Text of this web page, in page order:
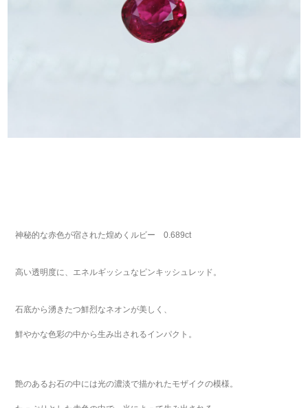
神秘的な赤色が宿された煌めくルビー 0.689ct
高い透明度に、エネルギッシュなピンキッシュレッド。
石底から湧きたつ鮮烈なネオンが美しく、
鮮やかな色彩の中から生み出されるインパクト。
艶のあるお石の中には光の濃淡で描かれたモザイクの模様。